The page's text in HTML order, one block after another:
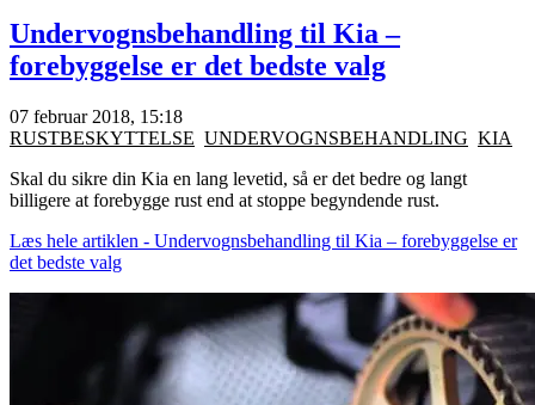
Undervognsbehandling til Kia –
forebyggelse er det bedste valg
07 februar 2018, 15:18
RUSTBESKYTTELSE UNDERVOGNSBEHANDLING KIA
Skal du sikre din Kia en lang levetid, så er det bedre og langt
billigere at forebygge rust end at stoppe begyndende rust.
Læs hele artiklen - Undervognsbehandling til Kia – forebyggelse er
det bedste valg